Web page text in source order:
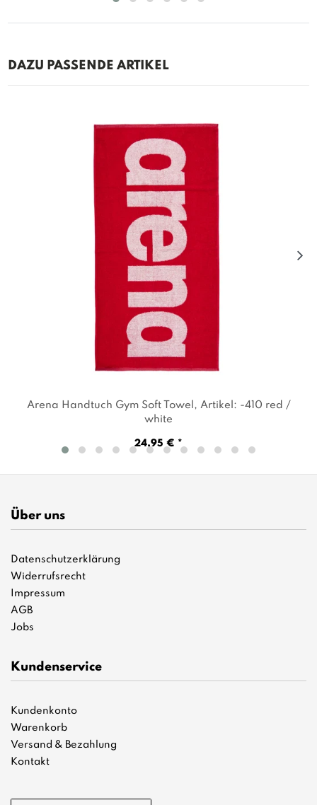
DAZU PASSENDE ARTIKEL
Arena Handtuch Gym Soft Towel , Artikel: -410 red /
white
24,95 € *
Über uns
Datenschutzerklärung
Widerrufsrecht
Impressum
AGB
Jobs
Kundenservice
Kundenkonto
Warenkorb
Versand & Bezahlung
Kontakt